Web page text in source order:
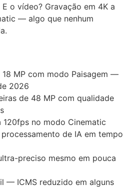
o vídeo? Gravação em 4K a
— algo que nenhum
MP com modo Paisagem —
2026
de 48 MP com qualidade
120fps no modo Cinematic
de IA em tempo
preciso mesmo em pouca
— ICMS reduzido em alguns